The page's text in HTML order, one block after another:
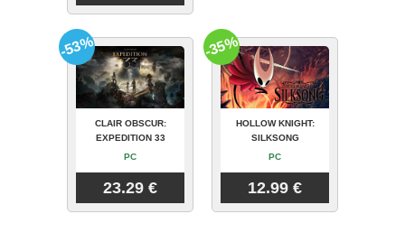
CLAIR OBSCUR:
EXPEDITION 33
PC
23.29 €
-53%
HOLLOW KNIGHT:
SILKSONG
PC
12.99 €
-35%